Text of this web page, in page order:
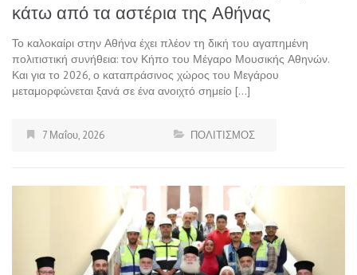
κάτω από τα αστέρια της Αθήνας
Το καλοκαίρι στην Αθήνα έχει πλέον τη δική του αγαπημένη
πολιτιστική συνήθεια: τον Κήπο του Μέγαρο Μουσικής Αθηνών.
Και για το 2026, ο καταπράσινος χώρος του Μεγάρου
μεταμορφώνεται ξανά σε ένα ανοιχτό σημείο […]
7 Μαΐου, 2026 ΠΟΛΙΤΙΣΜΟΣ